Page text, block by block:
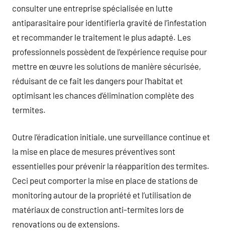
consulter une entreprise spécialisée en lutte
antiparasitaire pour identifierla gravité de l’infestation
et recommander le traitement le plus adapté. Les
professionnels possèdent de l’expérience requise pour
mettre en œuvre les solutions de manière sécurisée,
réduisant de ce fait les dangers pour l’habitat et
optimisant les chances d’élimination complète des
termites.
Outre l’éradication initiale, une surveillance continue et
la mise en place de mesures préventives sont
essentielles pour prévenir la réapparition des termites.
Ceci peut comporter la mise en place de stations de
monitoring autour de la propriété et l’utilisation de
matériaux de construction anti-termites lors de
renovations ou de extensions.